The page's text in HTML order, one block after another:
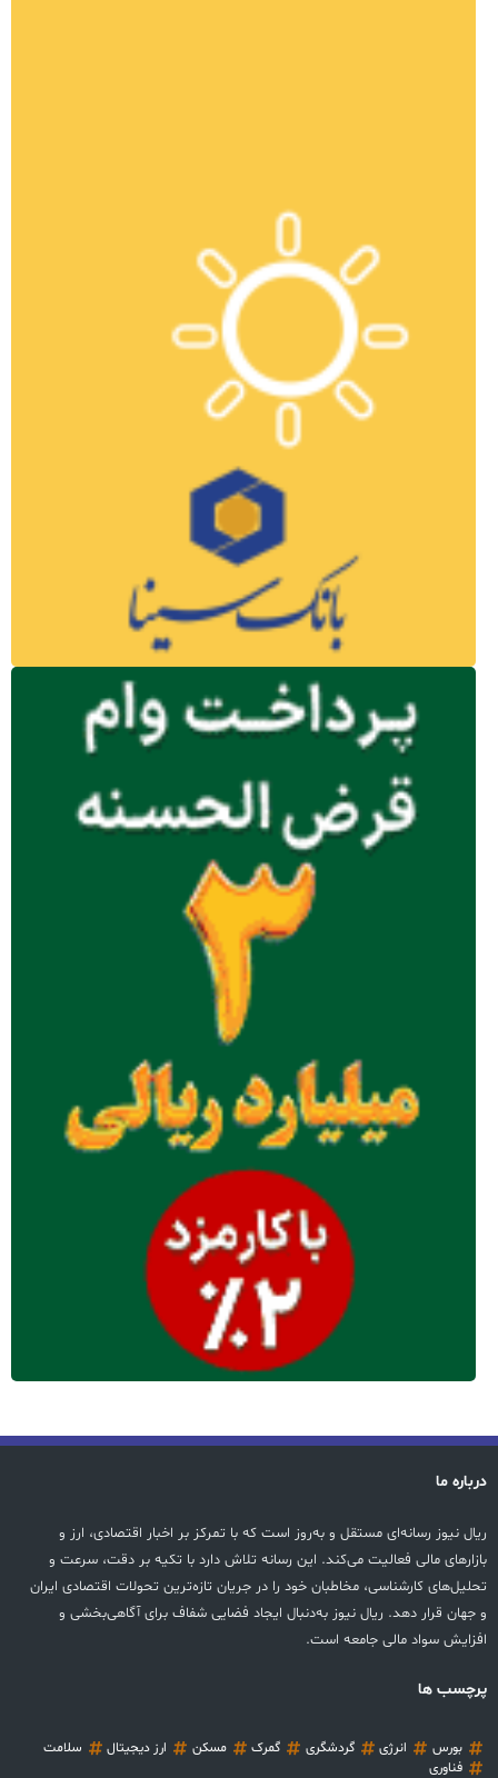
درباره ما
ریال نیوز رسانه‌ای مستقل و به‌روز است که با تمرکز بر اخبار اقتصادی، ارز و
بازارهای مالی فعالیت می‌کند. این رسانه تلاش دارد با تکیه بر دقت، سرعت و
تحلیل‌های کارشناسی، مخاطبان خود را در جریان تازه‌ترین تحولات اقتصادی ایران
و جهان قرار دهد. ریال نیوز به‌دنبال ایجاد فضایی شفاف برای آگاهی‌بخشی و
افزایش سواد مالی جامعه است.
پرچسب ها
بورس انرژی گردشگری گمرک مسکن ارز دیجیتال
سلامت
فناوری